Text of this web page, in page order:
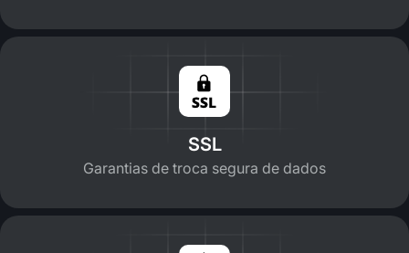
SSL
Garantias de troca segura de dados